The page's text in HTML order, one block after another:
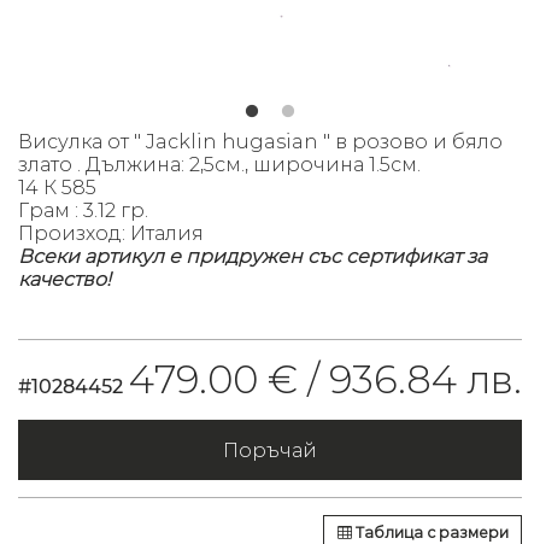
Висулка от " Jacklin hugasian " в розово и бяло
злато . Дължина: 2,5см., широчина 1.5см.
14 К 585
Грам : 3.12 гр.
Произход: Италия
Всеки артикул е придружен със сертификат за
качество!
#10284452 479.00 € / 936.84 лв.
Поръчай
Таблица с размери